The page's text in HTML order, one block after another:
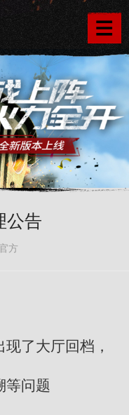
公告
方
了大厅回档，
等问题